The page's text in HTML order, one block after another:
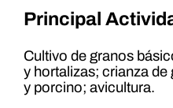
Principal
Cultivo de granos
y hortalizas; crianza
y porcino; avicultura.